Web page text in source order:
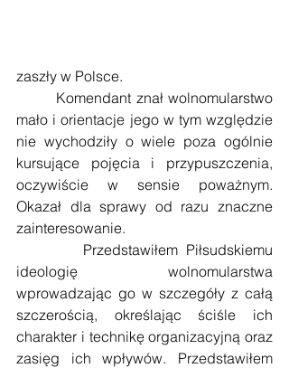
zaszły w Polsce.
mało i orientacje jego w tym względzie
nie wychodziły o wiele poza ogólnie
kursujące pojęcia i przypuszczenia,
oczywiście w sensie poważnym.
Okazał dla sprawy od razu znaczne
zainteresowanie.
ideologię wolnomularstwa
wprowadzając go w szczegóły z całą
szczerością, określając ściśle ich
charakter i technikę organizacyjną oraz
zasięg ich wpływów. Przedstawiłem